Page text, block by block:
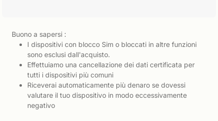
Buono a sapersi :
I dispositivi con blocco Sim o bloccati in altre funzioni
sono esclusi dall'acquisto.
Effettuiamo una cancellazione dei dati certificata per
tutti i dispositivi più comuni
Riceverai automaticamente più denaro se dovessi
valutare il tuo dispositivo in modo eccessivamente
negativo